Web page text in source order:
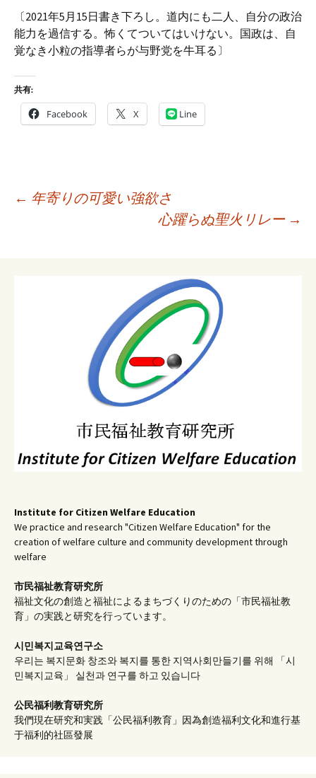
〔2021年5月15日書き下ろし。道内にも二人、自分の政治
能力を過信する。怖くてついてはいけない。国政は、自
覚なき小粒の指導者らが与野党を牛耳る〕
共有:
Facebook X Line
← 年寄りの可愛い強欲さ
心躍らぬ聖火リレー →
Institute for Citizen Welfare Education
We practice and research "Citizen Welfare Education" for the
creation of welfare culture and community development through
welfare
市民福祉教育研究所
福祉文化の創造と福祉によるまちづくりのための「市民福祉教
育」の実践と研究を行っています。
시민복지교육연구소
우리는 복지문화 창조와 복지를 통한 지역사회만들기를 위해 「시
민복지교육」 실천과 연구를 하고 있습니다
公民福利教育研究所
我們現在研究和実践「公民福利教育」因為創造福利文化和進行基
于福利的社區發展